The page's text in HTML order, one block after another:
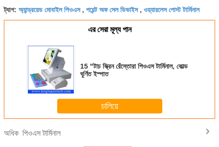
ট্যাগ: অ্যান্ড্রয়েড মোবাইল পিওএস, পয়েন্ট অফ সেল ডিভাইস, ওয়্যারলেস পোস্ট টার্মিনাল
এর সেরা মূল্য পান
15 "টাচ স্ক্রিন রেঁস্তোরা পিওএস টার্মিনাল, কোল্ড
ঘূর্ণিত ইস্পাত
চালিয়ে
অধিক পিওএস টার্মিনাল